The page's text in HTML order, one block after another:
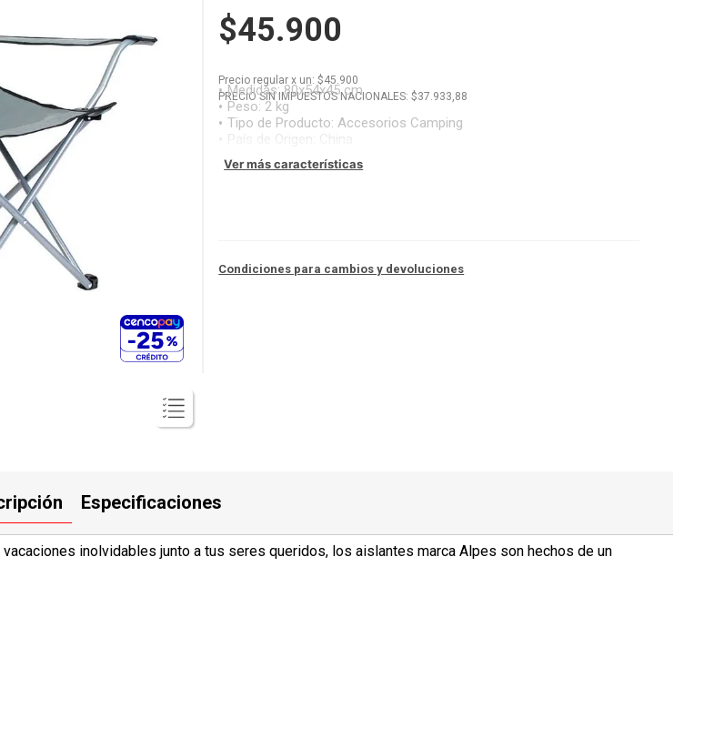
$45.900
Precio regular x un: $45.900
PRECIO SIN IMPUESTOS NACIONALES: $37.933,88
Medidas:80x54x45 cm
Peso: 2 kg
Tipo de Producto:Accesorios Camping
Ver más características
Condiciones para cambios y devoluciones
Especificaciones
inolvidables junto a tus seres queridos, los aislantes marca Alpes son hechos de un